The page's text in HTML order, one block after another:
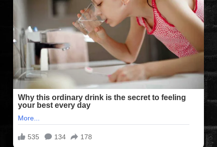
FILMEK (2025-ÖS)
FILMEK (2024-ES)
FILMEK (2023-AS)
FILMEK (2022-ES)
FELIRATOS FILMEK